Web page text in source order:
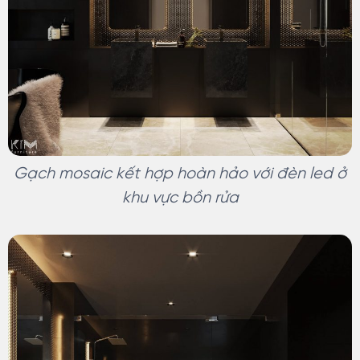
Gạch mosaic kết hợp hoàn hảo với đèn led ở
khu vực bồn rửa